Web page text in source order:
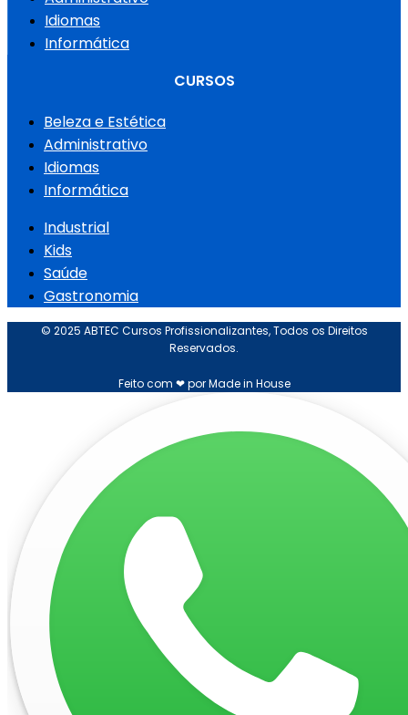
Idiomas
Informática
CURSOS
Beleza e Estética
Administrativo
Idiomas
Informática
Industrial
Kids
Saúde
Gastronomia
© 2025 ABTEC Cursos Profissionalizantes, Todos os Direitos
Reservados.
Feito com ❤ por Made in House